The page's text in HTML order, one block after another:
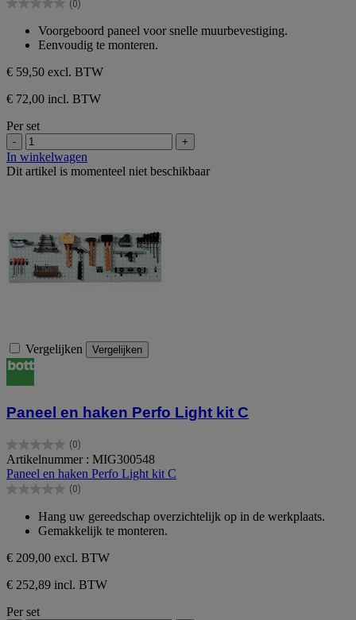
5
(0)
0.0
sterren.
Voorgeboord paneel voor snelle muurbevestiging.
Eenvoudig te monteren.
€ 59,50 excl. BTW
€ 72,00 incl. BTW
Per set
- +
In winkelwagen
Dit artikel is momenteel niet beschikbaar
Vergelijken Vergelijken
Paneel en haken Perfo Light kit C
(0)
0.0
van
de
5
Artikelnummer : MIG300548
Paneel en haken Perfo Light kit C
(0)
0.0
sterren.
Hang uw gereedschap overzichtelijk op in de werkplaats.
Gemakkelijk te monteren.
€ 209,00 excl. BTW
€ 252,89 incl. BTW
Per set